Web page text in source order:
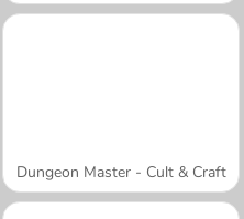
Dungeon Master - Cult & Craft